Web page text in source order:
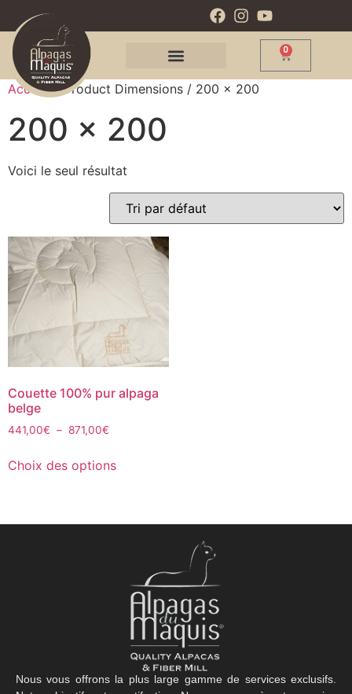
0
Accueil/ Product Dimensions / 200 x 200
200 x 200
Voici le seul résultat
Couette 100% pur alpaga
belge
441,00€ – 871,00€
Choix des options
Nous vous offrons la plus large gamme de services exclusifs.